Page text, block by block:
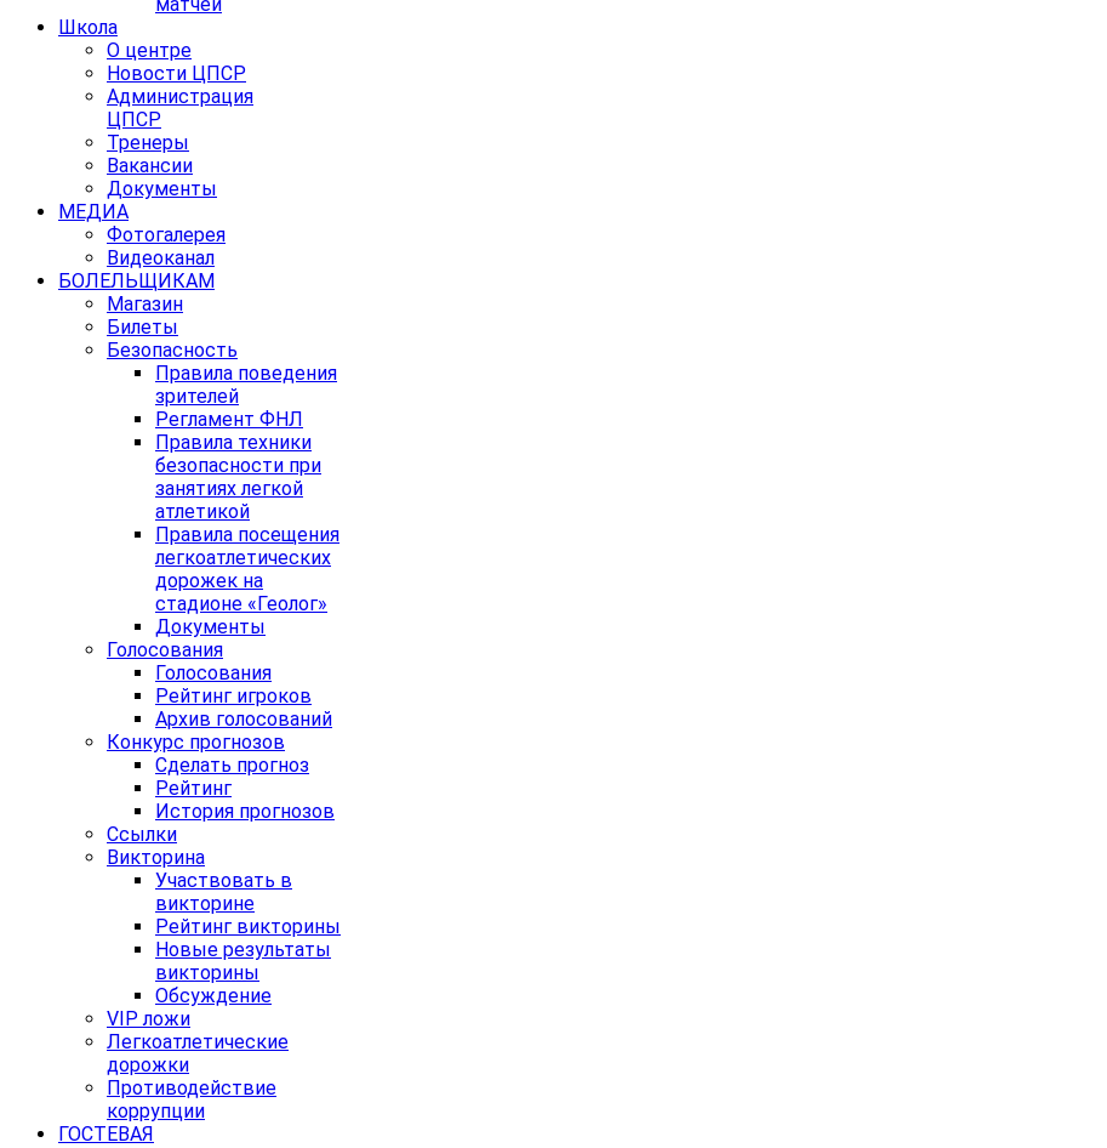
матчей
Школа
О центре
Новости ЦПСР
Администрация
ЦПСР
Тренеры
Вакансии
Документы
МЕДИА
Фотогалерея
Видеоканал
БОЛЕЛЬЩИКАМ
Магазин
Билеты
Безопасность
Правила поведения
зрителей
Регламент ФНЛ
Правила техники
безопасности при
занятиях легкой
атлетикой
Правила посещения
легкоатлетических
дорожек на
стадионе «Геолог»
Документы
Голосования
Голосования
Рейтинг игроков
Архив голосований
Конкурс прогнозов
Сделать прогноз
Рейтинг
История прогнозов
Ссылки
Викторина
Участвовать в
викторине
Рейтинг викторины
Новые результаты
викторины
Обсуждение
VIP ложи
Легкоатлетические
дорожки
Противодействие
коррупции
ГОСТЕВАЯ